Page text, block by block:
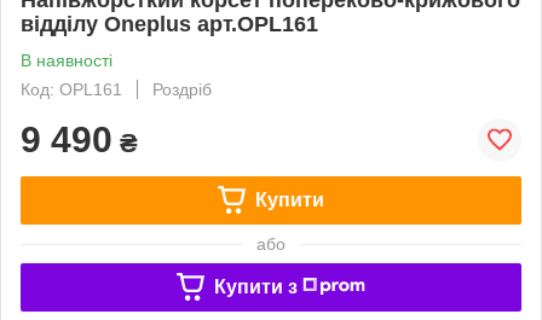
відділу Oneplus арт.OPL161
В наявності
Код: OPL161
Роздріб
9 490 ₴
Купити
або
Купити з